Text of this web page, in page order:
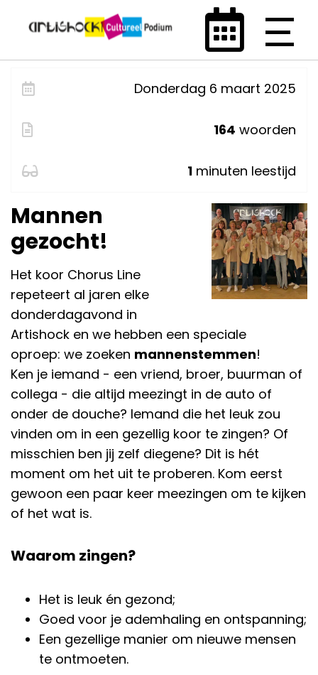
Donderdag 6 maart 2025
164 woorden
1 minuten leestijd
Mannen
gezocht!
Het koor Chorus Line
repeteert al jaren elke
donderdagavond in
Artishock en we hebben een speciale
oproep: we zoeken mannenstemmen!
Ken je iemand - een vriend, broer, buurman of
collega - die altijd meezingt in de auto of
onder de douche? Iemand die het leuk zou
vinden om in een gezellig koor te zingen? Of
misschien ben jij zelf diegene? Dit is hét
moment om het uit te proberen. Kom eerst
gewoon een paar keer meezingen om te kijken
of het wat is.
Waarom zingen?
Het is leuk én gezond;
Goed voor je ademhaling en ontspanning;
Een gezellige manier om nieuwe mensen
te ontmoeten.